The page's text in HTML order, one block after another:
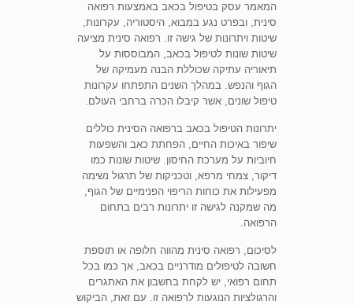
המאמר עסק בטיפול בכאב באמצעות רפואה
סינית, ובפרט נגע במבוא, היסטוריה, עקרונות,
שיטות ויתרונות של גישה זו. רפואה סינית מציעה
שיטות שונות לטיפול בכאב, המבוססות על
תיאוריה עתיקה שכוללת הבנה מעמיקה של
הגוף והנפש. במהלך השנים התפתחו עקרונות
טיפול שונים, אשר קיבלו הכרה ברחבי העולם.
יתרונות הטיפול בכאב ברפואה הסינית כוללים
שיפור באיכות החיים, הפחתת כאב והשפעות
חיוביות על מערכת החיסון. שיטות שונות כמו
דיקור, צמחי מרפא, וטכניקות של תרגול נשימה
מפעילות את כוחות הריפוי הפנימיים של הגוף,
מה שמקנה לגישה זו יתרונות רבים בתחום
הרפואה.
לסיכום, רפואה סינית מהווה חלופה או תוספת
חשובה לטיפולים מודרניים בכאב, אך כמו בכל
תחום רפואי, יש לקחת בחשבון את האתגרים
והרגולציות הנוגעות לרפואה זו. עם זאת, הביקוש